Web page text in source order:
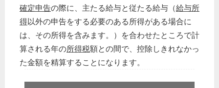
確定申告の際に、主たる給与と従たる給与（給与所
得以外の申告をする必要のある所得がある場合に
は、その所得を含みます。）を合わせたところで計
算される年の所得税額との間で、控除しきれなかっ
た金額を精算することになります。